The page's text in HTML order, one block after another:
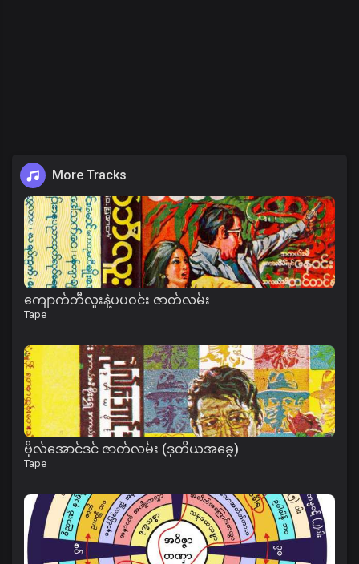
More Tracks
ကျောက်ဘီလူးနဲ့ပပဝင်း ဇာတ်လမ်း
Tape
ဗိုလ်အောင်ဒင် ဇာတ်လမ်း (ဒုတိယအခွေ)
Tape